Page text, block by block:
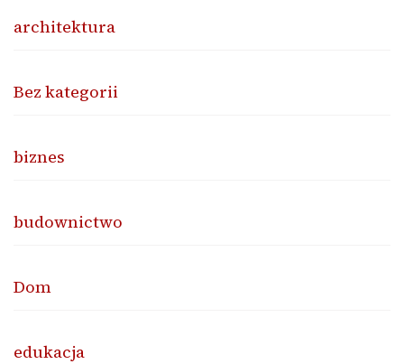
architektura
Bez kategorii
biznes
budownictwo
Dom
edukacja